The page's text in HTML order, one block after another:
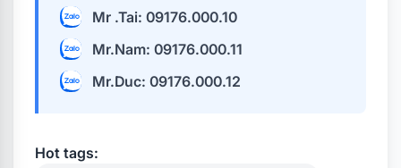
Mr .Tai: 09176.000.10
Mr.Nam: 09176.000.11
Mr.Duc: 09176.000.12
Hot tags: